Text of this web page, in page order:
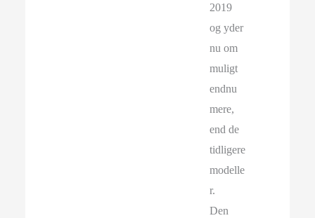
2019
og yder
nu om
muligt
endnu
mere,
end de
tidligere
modelle
r.
Den